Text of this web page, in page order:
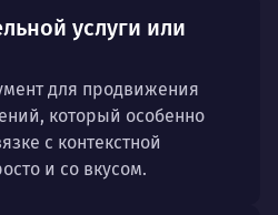
услуги или
для продвижения
который особенно
с контекстной
и со вкусом.